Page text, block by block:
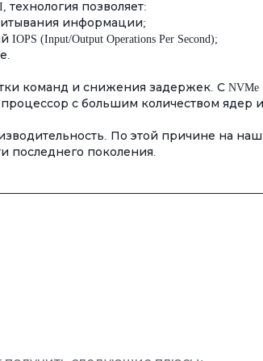
технология позволяет:
информации;
(Input/Output Operations Per Second);
команд и снижения задержек. С
с большим количеством ядер
По этой причине на
последнего поколения.